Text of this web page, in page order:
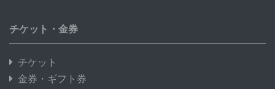
チケット・金券
チケット
金券・ギフト券